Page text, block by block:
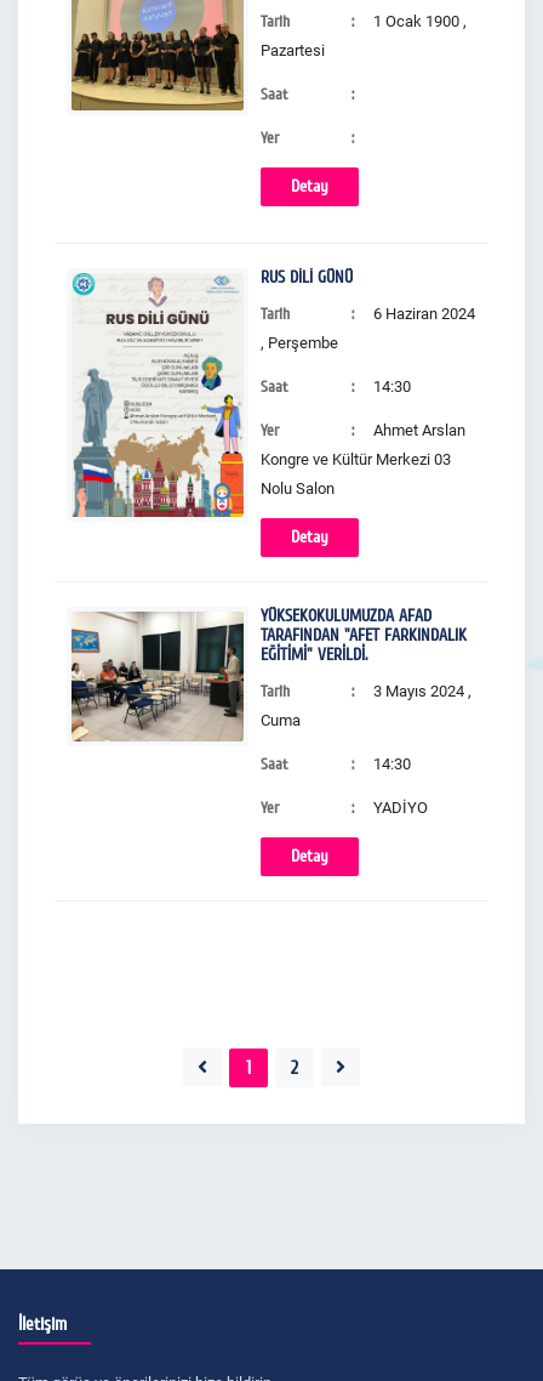
Tarih
1 Ocak 1900 ,
Pazartesi
Saat
Yer
Detay
RUS DİLİ GÜNÜ
Tarih
6 Haziran 2024
, Perşembe
Saat 14:30
Yer
Ahmet Arslan
Kongre ve Kültür Merkezi 03
Nolu Salon
Detay
YÜKSEKOKULUMUZDA AFAD
TARAFINDAN "AFET FARKINDALIK
EĞİTİMİ" VERİLDİ.
Tarih
3 Mayıs 2024 ,
Cuma
Saat 14:30
Yer YADİYO
Detay
1 2
İletişim